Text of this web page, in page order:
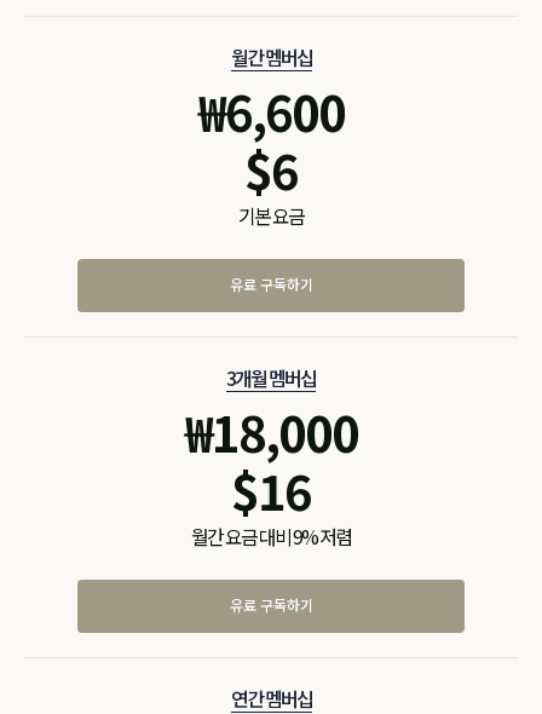
월간 멤버십
₩6,600
$6
기본 요금
유료 구독하기
3개월 멤버십
₩18,000
$16
월간 요금 대비 9% 저렴
유료 구독하기
연간 멤버십